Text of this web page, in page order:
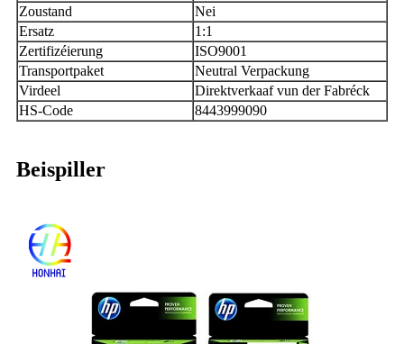
Zoustand
Nei
Ersatz
1:1
Zertifizéierung
ISO9001
Transportpaket
Neutral Verpackung
Virdeel
Direktverkaaf vun der Fabréck
HS-Code
8443999090
Beispiller